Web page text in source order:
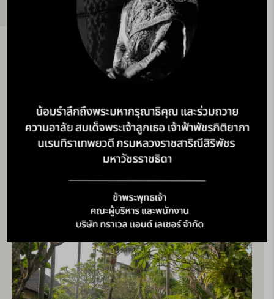
รีสอร์ทที่แนะนำ
ในป่าของทาเตะชินะ การเป็นสมาชิก Club Wyndham
Asia จะทําให้คุณได้ไปเยือนบรรดาจุดหมายปลาย
ทางต่างๆ ที่น่าจดจํามากที่สุดของโลก ที่บางแห่งนั้น
อาจอยู่เหนือความคาดหมายของคุณ